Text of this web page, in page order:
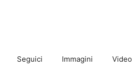
Seguici Immagini Video